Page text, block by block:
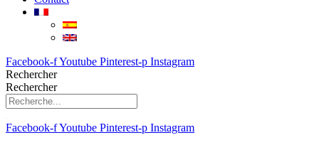
Facebook-fYoutube Pinterest-p Instagram
Rechercher
Rechercher
Facebook-fYoutube Pinterest-p Instagram